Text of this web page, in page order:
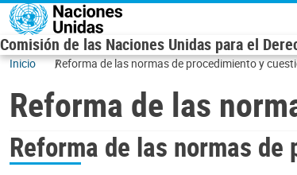
Skip to main content
Comisión de las Naciones Unidas para el
Inicio Reforma de las normas de procedimiento y
Reforma de las
Reforma de las normas